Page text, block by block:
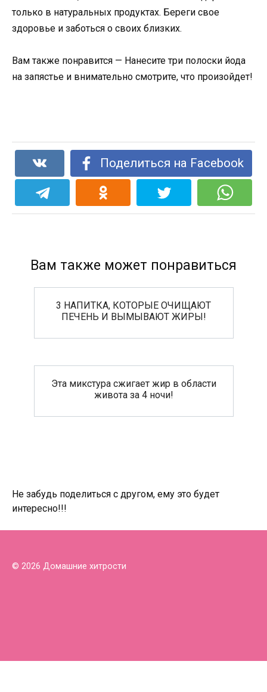
только в натуральных продуктах. Береги свое
здоровье и заботься о своих близких.
Вам также понравится — Нанесите три полоски йода
на запястье и внимательно смотрите, что произойдет!
Поделиться на Facebook
Вам также может понравиться
3 НАПИТКА, КОТОРЫЕ ОЧИЩАЮТ
ПЕЧЕНЬ И ВЫМЫВАЮТ ЖИРЫ!
Эта микстура сжигает жир в области
живота за 4 ночи!
Не забудь поделиться с другом, ему это будет
интересно!!!
© 2026 Домашние хитрости